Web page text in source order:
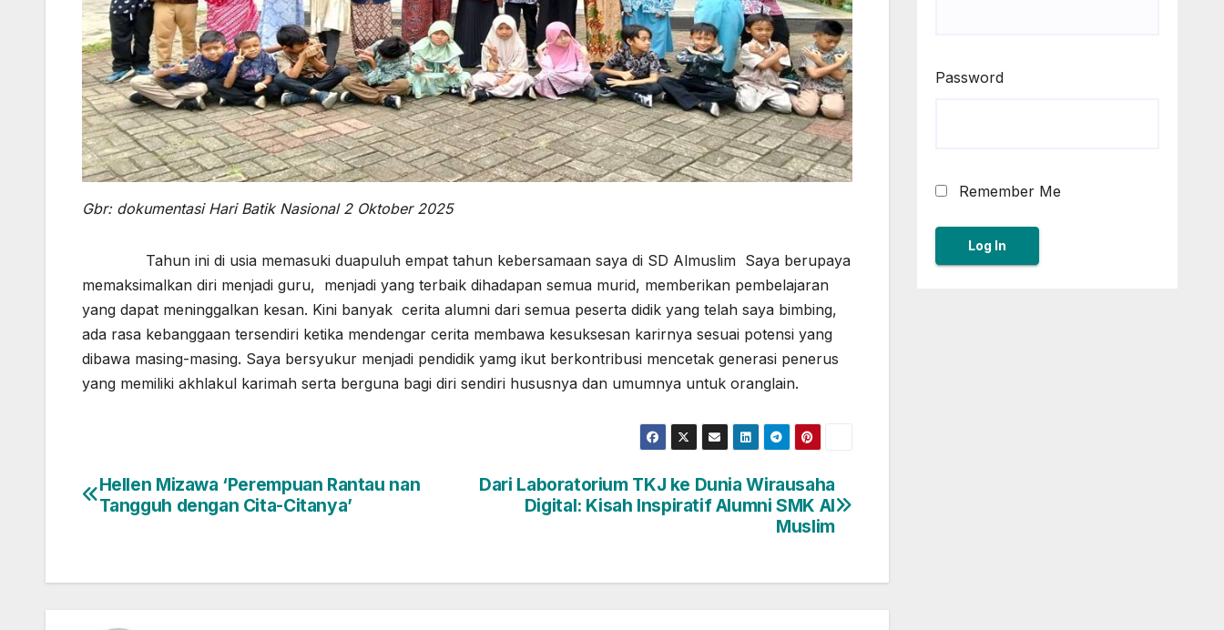
Gbr: dokumentasi Hari Batik Nasional 2 Oktober 2025
Tahun ini di usia memasuki duapuluh empat tahun kebersamaan saya di SD Almuslim Saya berupaya
memaksimalkan diri menjadi guru, menjadi yang terbaik dihadapan semua murid, memberikan pembelajaran
yang dapat meninggalkan kesan. Kini banyak cerita alumni dari semua peserta didik yang telah saya bimbing,
ada rasa kebanggaan tersendiri ketika mendengar cerita membawa kesuksesan karirnya sesuai potensi yang
dibawa masing-masing. Saya bersyukur menjadi pendidik yamg ikut berkontribusi mencetak generasi penerus
yang memiliki akhlakul karimah serta berguna bagi diri sendiri hususnya dan umumnya untuk oranglain.
Post
Dari Laboratorium TKJ ke Dunia Wirausaha
Digital: Kisah Inspiratif Alumni SMK Al
Muslim
Hellen Mizawa ‘Perempuan Rantau nan
Tangguh dengan Cita-Citanya’
Password
Remember Me